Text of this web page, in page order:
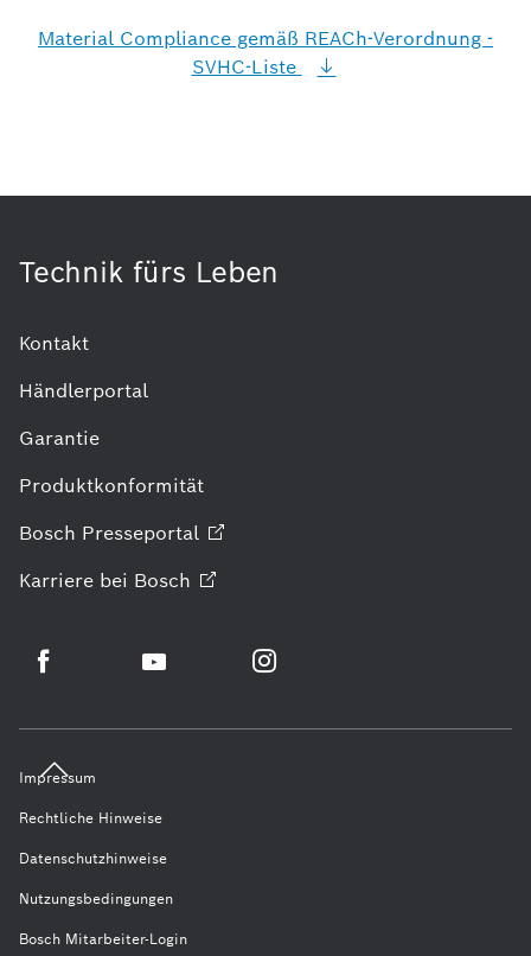
Material Compliance gemäß REACh-Verordnung -
SVHC-Liste
Technik fürs Leben
Kontakt
Händlerportal
Garantie
Produktkonformität
Bosch Presseportal
Karriere bei Bosch
Impressum
Rechtliche Hinweise
Datenschutzhinweise
Nutzungsbedingungen
Bosch Mitarbeiter-Login